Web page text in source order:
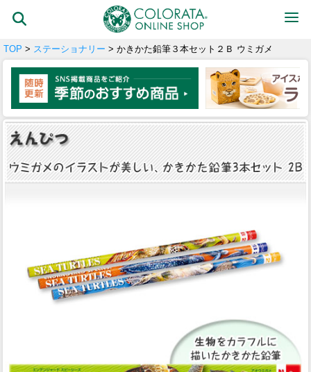
TOP > ステーショナリー > かきかた鉛筆３本セット２Ｂ ウミガメ